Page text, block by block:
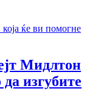
Мидлтон
изгубите